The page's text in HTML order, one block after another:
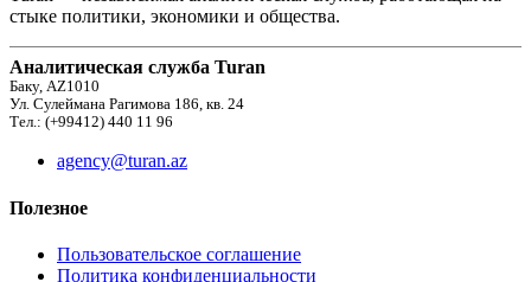
стыке политики, экономики и общества.
Аналитическая служба Turan
Баку, AZ1010
Ул. Сулеймана Рагимова 186, кв. 24
Тел.: (+99412) 440 11 96
agency@turan.az
Полезное
Пользовательское соглашение
Политика конфиденциальности